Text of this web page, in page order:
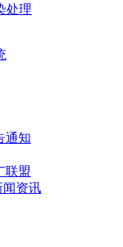
处理
通知
联盟
闻资讯